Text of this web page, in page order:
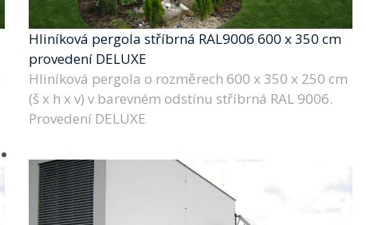
Hliníková pergola stříbrná RAL9006 600 x 350 cm
provedení DELUXE
Hliníková pergola o rozměrech 600 x 350 x 250 cm
(š x h x v) v barevném odstínu stříbrná RAL 9006.
Provedení DELUXE